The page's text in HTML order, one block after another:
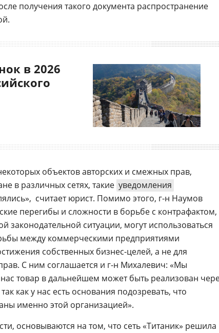
получения такого документа распространение
в 2026
объектов авторских и смежных прав,
в различных сетях, такие уведомления
 считает юрист. Помимо этого, г-н Наумов
перегибы и сложности в борьбе с контрафактом,
ситуации, могут использоваться
между коммерческими предприятиями
собственных бизнес-целей, а не для
С ним соглашается и г-н Михалевич: «Мы
товар в дальнейшем может быть реализован
как у нас есть основания подозревать, что
именно этой организацией».
основываются на том, что сеть «Титаник» решила